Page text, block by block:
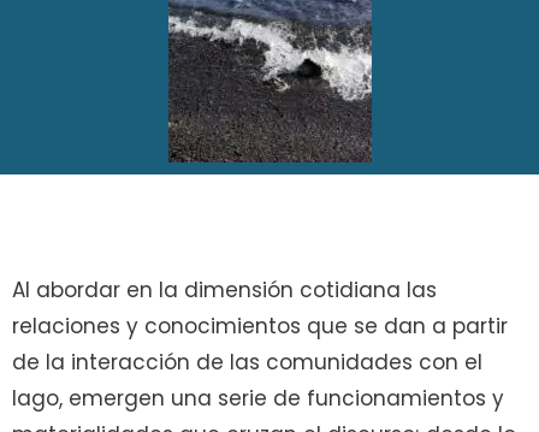
Al abordar en la dimensión cotidiana las
relaciones y conocimientos que se dan a partir
de la interacción de las comunidades con el
lago, emergen una serie de funcionamientos y